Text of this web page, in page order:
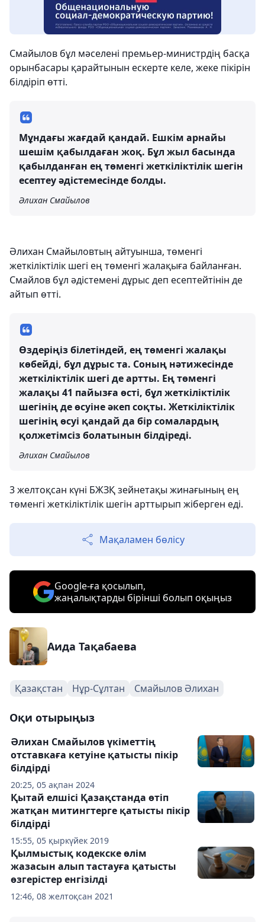
Смайылов бұл мәселені премьер-министрдің басқа
орынбасары қарайтынын ескерте келе, жеке пікірін
білдіріп өтті.
Мұндағы жағдай қандай. Ешкім арнайы
шешім қабылдаған жоқ. Бұл жыл басында
қабылданған ең төменгі жеткіліктілік шегін
есептеу әдістемесінде болды.
Әлихан Смайылов
Әлихан Смайыловтың айтуынша, төменгі
жеткіліктілік шегі ең төменгі жалақыға байланған.
Смайлов бұл әдістемені дұрыс деп есептейтінін де
айтып өтті.
Өздеріңіз білетіндей, ең төменгі жалақы
көбейді, бұл дұрыс та. Соның нәтижесінде
жеткіліктілік шегі де артты. Ең төменгі
жалақы 41 пайызға өсті, бұл жеткіліктілік
шегінің де өсуіне әкеп соқты. Жеткіліктілік
шегінің өсуі қандай да бір сомалардың
қолжетімсіз болатынын білдіреді.
Әлихан Смайылов
3 желтоқсан күні БЖЗҚ зейнетақы жинағының ең
төменгі жеткіліктілік шегін арттырып жіберген еді.
Мақаламен бөлісу
Google-ға қосылып,
жаңалықтарды бірінші болып оқыңыз
Аида Тақабаева
Қазақстан Нұр-Сұлтан Смайылов Әлихан
Оқи отырыңыз
20:25, 05 ақпан 2024
Әлихан Смайылов үкіметтің
отставкаға кетуіне қатысты пікір
білдірді
15:55, 05 қыркүйек 2019
Қытай елшісі Қазақстанда өтіп
жатқан митингтерге қатысты пікір
білдірді
12:46, 08 желтоқсан 2021
Қылмыстық кодекске өлім
жазасын алып тастауға қатысты
өзгерістер енгізілді